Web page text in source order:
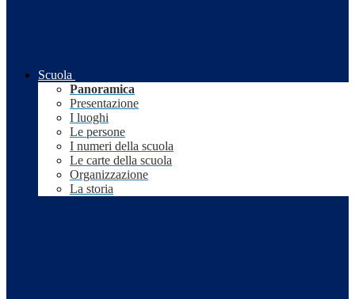
Scuola
Panoramica
Presentazione
I luoghi
Le persone
I numeri della scuola
Le carte della scuola
Organizzazione
La storia